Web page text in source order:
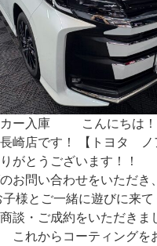
カー入庫 こんにちは！
崎店です！ 【トヨタ ノ
ありがとうございま
お問い合わせをいただき
様とご一緒に遊びに来て
商談・ご成約をいただ
ティングをお考